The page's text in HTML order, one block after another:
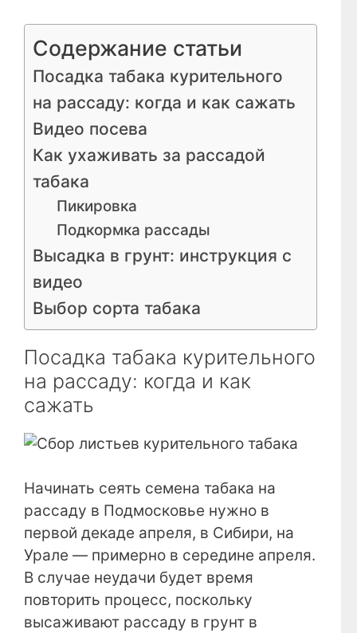
Содержание статьи
Посадка табака курительного
на рассаду: когда и как сажать
Видео посева
Как ухаживать за рассадой
табака
Пикировка
Подкормка рассады
Высадка в грунт: инструкция с
видео
Выбор сорта табака
Посадка табака курительного
на рассаду: когда и как
сажать
Начинать сеять семена табака на
рассаду в Подмосковье нужно в
первой декаде апреля, в Сибири, на
Урале — примерно в середине апреля.
В случае неудачи будет время
повторить процесс, поскольку
высаживают рассаду в грунт в